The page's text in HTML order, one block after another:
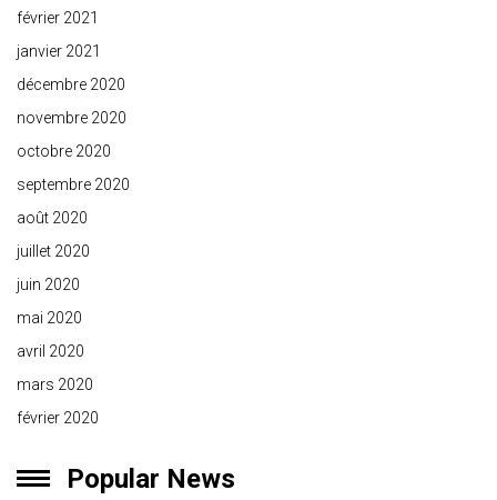
février 2021
janvier 2021
décembre 2020
novembre 2020
octobre 2020
septembre 2020
août 2020
juillet 2020
juin 2020
mai 2020
avril 2020
mars 2020
février 2020
Popular News